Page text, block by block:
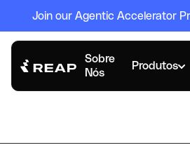
Sobre
Nós
Produtos
Termos de uso
Join our Agentic Accelerator